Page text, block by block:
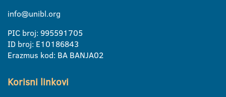
info@unibl.org
PIC broj: 995591705
ID broj: E10186843
Erazmus kod: BA BANJA02
Korisni linkovi